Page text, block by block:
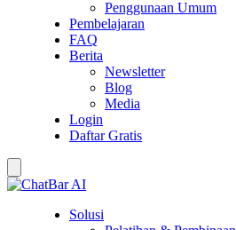
Penggunaan Umum
Pembelajaran
FAQ
Berita
Newsletter
Blog
Media
Login
Daftar Gratis
Solusi